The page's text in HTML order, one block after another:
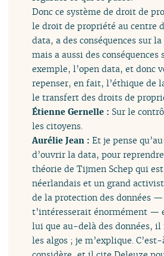
Donc ce système de droit de
le droit de propriété au centre
data, a des conséquences sur
mais a aussi des conséquences
exemple, l’open data, et donc
repenser, en fait, l’éthique de
le transfert des droits de
Étienne Gernelle : Sur le
les citoyens.
Aurélie Jean :Et je pense
d’ouvrir la data, pour
théorie de Tijmen Schep qui
néerlandais et un grand
de la protection des données —
t’intéresserait énormément
lui que au-delà des données,
les algos ; je m’explique.